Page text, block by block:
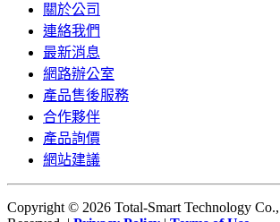
關於公司
連絡我們
最新消息
網路辦公室
產品售後服務
合作夥伴
產品詢價
網站建議
Copyright © 2026 Total-Smart Technology